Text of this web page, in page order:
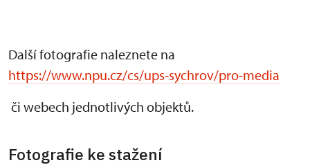
Další fotografie naleznete na
https://www.npu.cz/cs/ups-sychrov/pro-media
či webech jednotlivých objektů.
Fotografie ke stažení